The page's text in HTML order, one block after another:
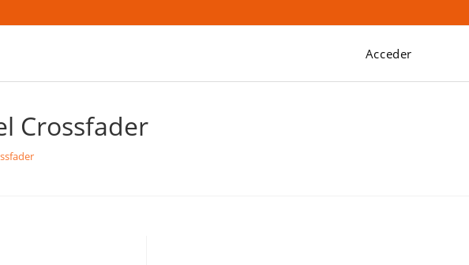
Acceder
Crossfader